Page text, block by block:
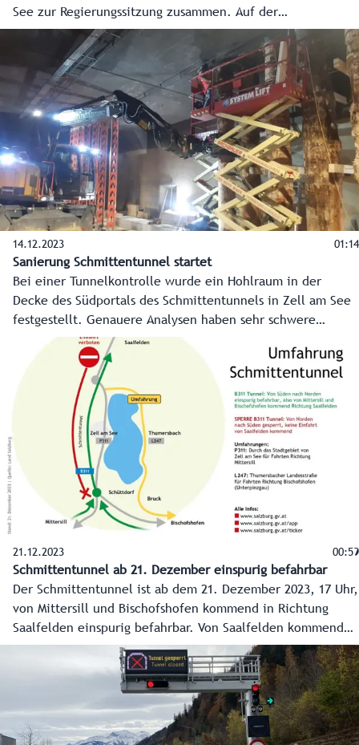
See zur Regierungssitzung zusammen. Auf der
Tagesordnung standen mit dem Wiederaufbau der
Pinzgaubahn, der Ski-WM 2025 in Saalbach-Hinterglemm
und der aktuellen Wolfproblematik Themen mit großer
Bedeutung für die Region.
14.12.2023 01:14
Sanierung Schmittentunnel startet
Bei einer Tunnelkontrolle wurde ein Hohlraum in der
Decke des Südportals des Schmittentunnels in Zell am See
festgestellt. Genauere Analysen haben sehr schwere
Schäden zu Tage gebracht, die auch die Statik des Portals
betreffen. Das Südportal muss jetzt zusätzlich abgestützt
werden, um die Sicherheit der Autofahrer bestmöglich zu
gewährleisten.
21.12.2023 00:59
Schmittentunnel ab 21. Dezember einspurig befahrbar
Der Schmittentunnel ist ab dem 21. Dezember 2023, 17 Uhr,
von Mittersill und Bischofshofen kommend in Richtung
Saalfelden einspurig befahrbar. Von Saalfelden kommend
führen die Umleitungen entweder durch das Stadtgebiet
von Zell am See oder über den Ortsteil Thumersbach. Das
bleibt voraussichtlich bis zum Abschluss der Sanierung des
Südportals so.